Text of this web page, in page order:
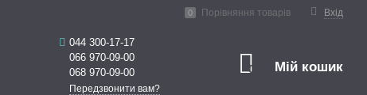
Вхід
0 Порівняння товарів
044 300-17-17
066 970-09-00
068 970-09-00
Передзвонити вам?
0 Мій кошик